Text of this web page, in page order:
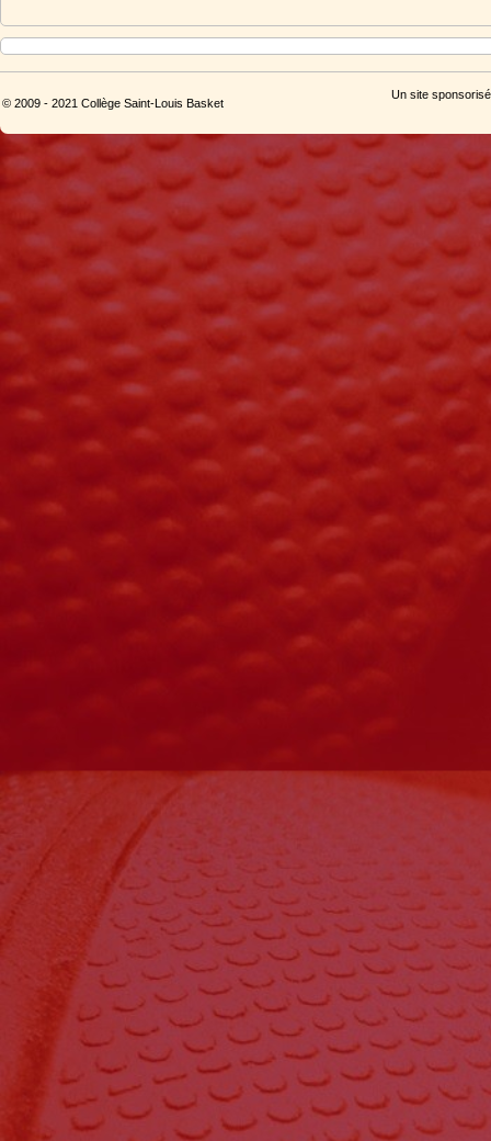
© 2009 - 2021 Collège Saint-Louis Basket
Un site